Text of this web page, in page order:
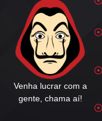
Venha lucrar com a
gente, chama aí!